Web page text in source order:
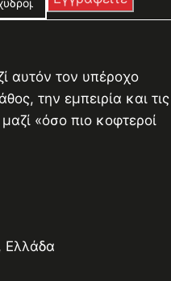
αυτόν τον υπέροχο
την εμπειρία και τις
«όσο πιο κοφτεροί
Ελλάδα